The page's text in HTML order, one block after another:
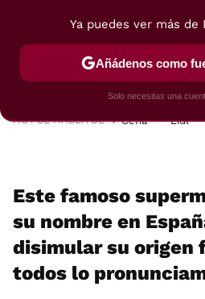
POSTRES VIAJES
HOY SE HABLA DE Cena Lidl
Este famoso
su nombre en
disimular su origen
todos lo
Ya puedes ver más de
Añádenos como
Solo necesitas una